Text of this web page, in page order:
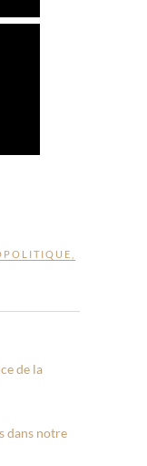
de la
dans notre